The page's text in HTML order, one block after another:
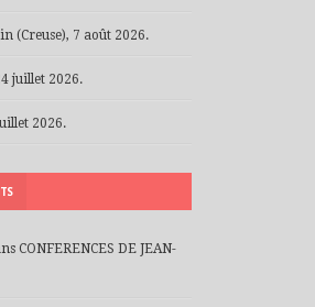
(Creuse), 7 août 2026.
juillet 2026.
2026.
CONFERENCES DE JEAN-